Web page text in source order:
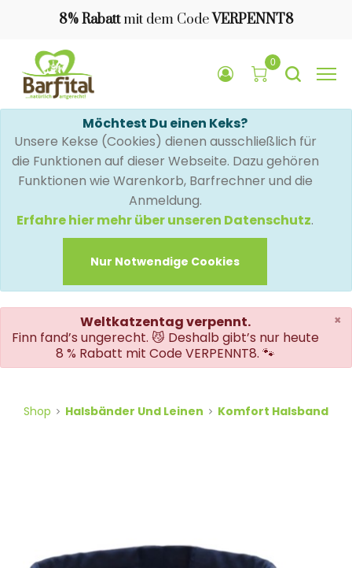
8% Rabattmit dem Code VERPENNT8
0
Möchtest Du einen Keks?
Unsere Kekse (Cookies) dienen ausschließlich für
die Funktionen auf dieser Webseite. Dazu gehören
Funktionen wie Warenkorb, Barfrechner und die
Anmeldung.
Erfahre hier mehr über unseren Datenschutz.
Nur Notwendige Cookies
×
Weltkatzentag verpennt.
Finn fand’s ungerecht. 😼 Deshalb gibt’s nur heute
8 % Rabatt mit Code VERPENNT8. 🐾
Shop Halsbänder Und Leinen Komfort Halsband